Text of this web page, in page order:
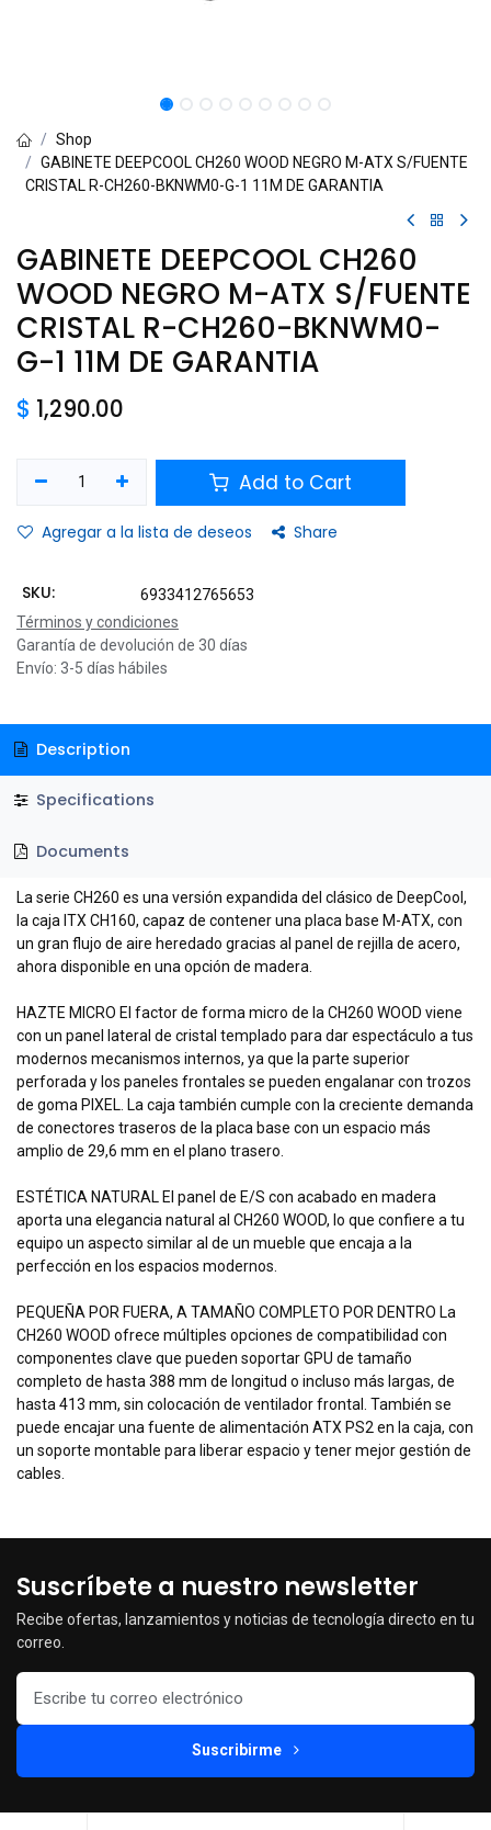
Shop
GABINETE DEEPCOOL CH260 WOOD NEGRO M-ATX S/FUENTE
CRISTAL R-CH260-BKNWM0-G-1 11M DE GARANTIA
GABINETE DEEPCOOL CH260
WOOD NEGRO M-ATX S/FUENTE
CRISTAL R-CH260-BKNWM0-
G-1 11M DE GARANTIA
$ 1,290.00
Add to Cart
Agregar a la lista de deseos Share
SKU:
6933412765653
Términos y condiciones
Garantía de devolución de 30 días
Envío: 3-5 días hábiles
Description
Specifications
Documents
La serie CH260 es una versión expandida del clásico de DeepCool,
la caja ITX CH160, capaz de contener una placa base M-ATX, con
un gran flujo de aire heredado gracias al panel de rejilla de acero,
ahora disponible en una opción de madera.
HAZTE MICRO El factor de forma micro de la CH260 WOOD viene
con un panel lateral de cristal templado para dar espectáculo a tus
modernos mecanismos internos, ya que la parte superior
perforada y los paneles frontales se pueden engalanar con trozos
de goma PIXEL. La caja también cumple con la creciente demanda
de conectores traseros de la placa base con un espacio más
amplio de 29,6 mm en el plano trasero.
ESTÉTICA NATURAL El panel de E/S con acabado en madera
aporta una elegancia natural al CH260 WOOD, lo que confiere a tu
equipo un aspecto similar al de un mueble que encaja a la
perfección en los espacios modernos.
PEQUEÑA POR FUERA, A TAMAÑO COMPLETO POR DENTRO La
CH260 WOOD ofrece múltiples opciones de compatibilidad con
componentes clave que pueden soportar GPU de tamaño
completo de hasta 388 mm de longitud o incluso más largas, de
hasta 413 mm, sin colocación de ventilador frontal. También se
puede encajar una fuente de alimentación ATX PS2 en la caja, con
un soporte montable para liberar espacio y tener mejor gestión de
cables.
Suscríbete a nuestro newsletter
Recibe ofertas, lanzamientos y noticias de tecnología directo en tu
correo.
Suscribirme